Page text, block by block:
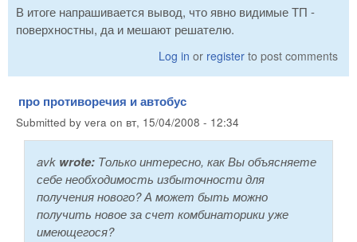
В итоге напрашивается вывод, что явно видимые ТП -
поверхностны, да и мешают решателю.
Log in or register to post comments
про противоречия и автобус
Submitted by vera on вт, 15/04/2008 - 12:34
avk wrote: Только интересно, как Вы объясняете
себе необходимость избыточности для
получения нового? А может быть можно
получить новое за счет комбинаторики уже
имеющегося?